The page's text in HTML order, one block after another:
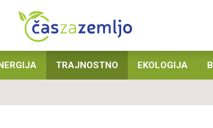
TRAJNOSTNO EKOLOGIJA